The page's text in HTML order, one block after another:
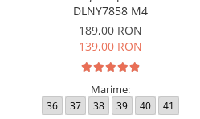
DLNY7858 M4
189,00 RON
139,00 RON
Marime:
36 37 38 39 40 41